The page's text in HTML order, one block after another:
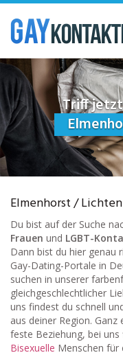
Skip
main
content
Triff
Elmenhorst /
Du bist auf der Suche
Frauen und LGBT-
Dann bist du hier genau
Gay-Dating-Portale in
suchen in unserer
gleichgeschlechtlicher
uns findest du schnell
aus deiner Region.
feste Beziehung, bei uns
Bisexuelle Menschen für